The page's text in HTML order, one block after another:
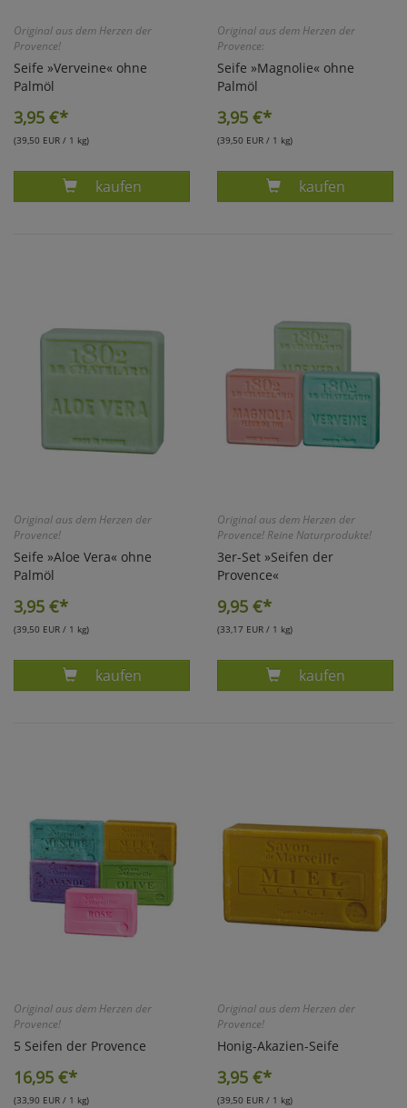
Original aus dem Herzen der
Provence!
Seife »Verveine« ohne
Palmöl
3,95 €*
(39,50 EUR / 1 kg)
Produkt VERVEINE-SEIFE OHNE PALMÖL
kaufen
Original aus dem Herzen der
Provence:
Seife »Magnolie« ohne
Palmöl
3,95 €*
(39,50 EUR / 1 kg)
Produkt
kaufen
Original aus dem Herzen der
Provence!
Seife »Aloe Vera« ohne
Palmöl
3,95 €*
(39,50 EUR / 1 kg)
Produkt ALOE VERA SEIFE OHNE PALMÖL
kaufen
Original aus dem Herzen der
Provence! Reine Naturprodukte!
3er-Set »Seifen der
Provence«
9,95 €*
(33,17 EUR / 1 kg)
Produkt SET: 3
kaufen
Original aus dem Herzen der
Provence!
5 Seifen der Provence
16,95 €*
(33,90 EUR / 1 kg)
Original aus dem Herzen der
Provence!
Honig-Akazien-Seife
3,95 €*
(39,50 EUR / 1 kg)